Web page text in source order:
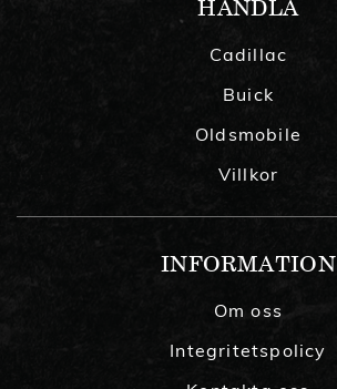
HANDLA
Cadillac
Buick
Oldsmobile
Villkor
INFORMATION
Om oss
Integritetspolicy